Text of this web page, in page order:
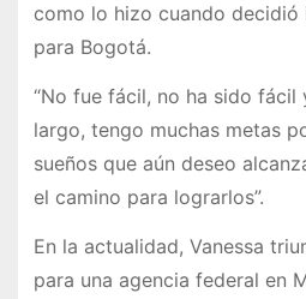
como lo hizo cuando decidió
para Bogotá.
“No fue fácil, no ha sido fácil
largo, tengo muchas metas
sueños que aún deseo
el camino para lograrlos”.
En la actualidad, Vanessa
para una agencia federal en